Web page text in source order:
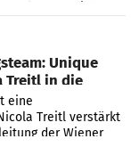
Unique
Treitl in die
eine
Treitl verstärkt
der Wiener